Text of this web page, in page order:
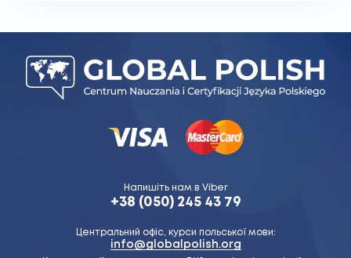
Напишіть нам в Viber
+38 (050) 245 43 79
Центральний офіс, курси польської мови:
info@globalpolish.org